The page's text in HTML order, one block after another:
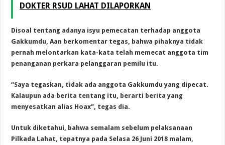
DOKTER RSUD LAHAT DILAPORKAN
Disoal tentang adanya isyu pemecatan terhadap anggota
Gakkumdu, Aan berkomentar tegas, bahwa pihaknya tidak
pernah melontarkan kata-kata telah memecat anggota tim
penanganan perkara pelanggaran pemilu itu.
“Saya tegaskan, tidak ada anggota Gakkumdu yang dipecat.
Kalaupun ada berita tentang itu, berarti berita yang
menyesatkan alias Hoax”, tegas dia.
Untuk diketahui, bahwa semalam sebelum pelaksanaan
Pilkada Lahat, tepatnya pada Selasa 26 Juni 2018 malam,